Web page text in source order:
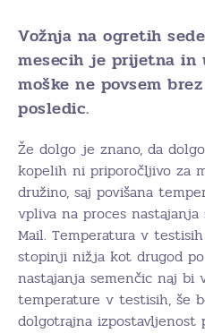
Vožnja na ogretih
mesecih je prijetna in
moške ne povsem
posledic.
Že dolgo je znano, da
kopelih ni priporočljivo za
družino, saj povišana
vpliva na proces nastajanja
Mail. Temperatura v
stopinji nižja kot drugod
nastajanja semenčic naj bi
temperature v testisih, še
dolgotrajna izpostavljenost